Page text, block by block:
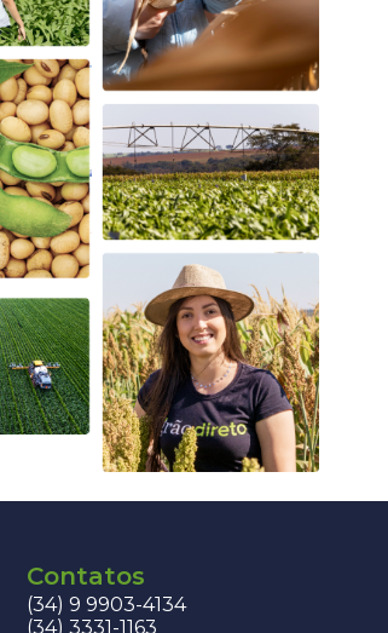
Contatos
(34) 9 9903-4134
(34) 3331-1163